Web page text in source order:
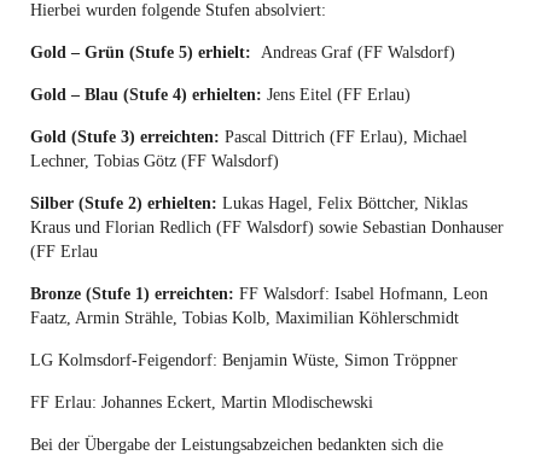
Hierbei wurden folgende Stufen absolviert:
Gold – Grün (Stufe 5) erhielt: Andreas Graf (FF Walsdorf)
Gold – Blau (Stufe 4) erhielten: Jens Eitel (FF Erlau)
Gold (Stufe 3) erreichten: Pascal Dittrich (FF Erlau), Michael
Lechner, Tobias Götz (FF Walsdorf)
Silber (Stufe 2) erhielten: Lukas Hagel, Felix Böttcher, Niklas
Kraus und Florian Redlich (FF Walsdorf) sowie Sebastian Donhauser
(FF Erlau
Bronze (Stufe 1) erreichten: FF Walsdorf: Isabel Hofmann, Leon
Faatz, Armin Strähle, Tobias Kolb, Maximilian Köhlerschmidt
LG Kolmsdorf-Feigendorf: Benjamin Wüste, Simon Tröppner
FF Erlau: Johannes Eckert, Martin Mlodischewski
Bei der Übergabe der Leistungsabzeichen bedankten sich die